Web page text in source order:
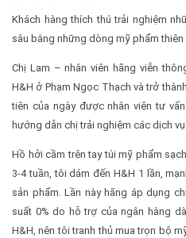
Khách hàng thích thú trải nghiệm
sâu bằng những dòng mỹ phẩm
Chị Lam – nhân viên hãng viễn
H&H ở Phạm Ngọc Thạch và trở
tiên của ngày được nhân viên tư
hướng dẫn chị trải nghiệm các dịch
Hồ hởi cầm trên tay túi mỹ phẩm
3-4 tuần, tôi dám đến H&H 1 lần,
sản phẩm. Lần này hãng áp dụng
suất 0% do hỗ trợ của ngân hàng
H&H, nên tôi tranh thủ mua trọn bộ